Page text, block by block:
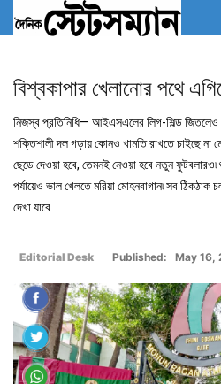
বিশ্বকাপার খেলানোর পথে
নিজস্ব প্রতিনিধি— আইএসএলের লিগ-শিল্ড জিতলেও
শক্তিশালী দল গড়ায় কোনও খামতি রাখতে চাইছে না
ছেডে় দেওয়া হবে, তেমনই নেওয়া হবে নতুন
পর্যায়েও ভাল খেলতে মরিয়া মোহনবাগান৷ সব ঠিকঠাক
দেখা যাবে
Editorial Desk Published: May 16,